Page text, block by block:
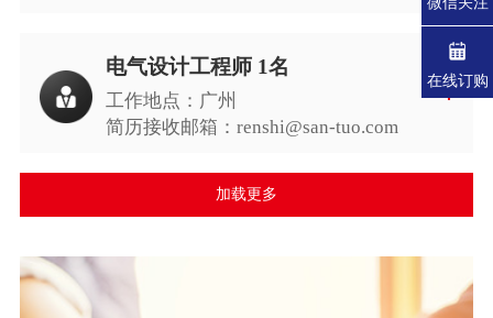
电气设计工程师 1名
工作地点：广州
简历接收邮箱： renshi@san-tuo.com
加载更多
在线订购